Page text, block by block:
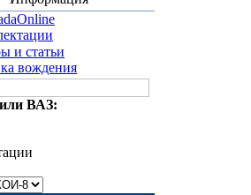
и статьи
вождения
ВАЗ: